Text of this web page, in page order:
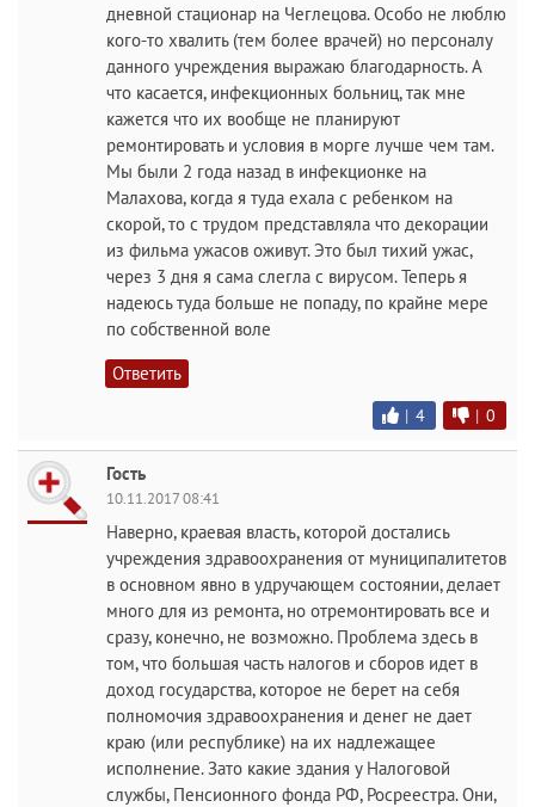
дневной стационар на Чеглецова. Особо не люблю
кого-то хвалить (тем более врачей) но персоналу
данного учреждения выражаю благодарность. А
что касается, инфекционных больниц, так мне
кажется что их вообще не планируют
ремонтировать и условия в морге лучше чем там.
Мы были 2 года назад в инфекционке на
Малахова, когда я туда ехала с ребенком на
скорой, то с трудом представляла что декорации
из фильма ужасов оживут. Это был тихий ужас,
через 3 дня я сама слегла с вирусом. Теперь я
надеюсь туда больше не попаду, по крайне мере
по собственной воле
Ответить
| 4 | 0
Гость
10.11.2017 08:41
Наверно, краевая власть, которой достались
учреждения здравоохранения от муниципалитетов
в основном явно в удручающем состоянии, делает
много для из ремонта, но отремонтировать все и
сразу, конечно, не возможно. Проблема здесь в
том, что большая часть налогов и сборов идет в
доход государства, которое не берет на себя
полномочия здравоохранения и денег не дает
краю (или республике) на их надлежащее
исполнение. Зато какие здания у Налоговой
службы, Пенсионного фонда РФ, Росреестра. Они,